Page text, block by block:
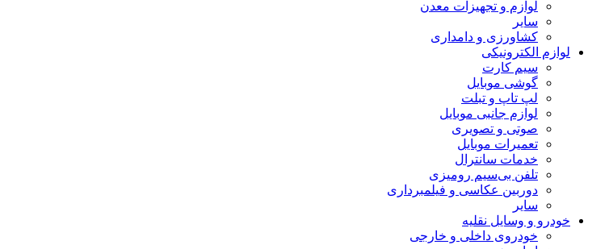
لوازم و تجهیزات معدن
سایر
کشاورزی و دامداری
لوازم الکترونیکی
سیم کارت
گوشی موبایل
لپ تاپ و تبلت
لوازم جانبی موبایل
صوتی و تصویری
تعمیرات موبایل
خدمات سانترال
تلفن بی‌سیم رومیزی
دوربین عکاسی و فیلمبرداری
سایر
خودرو و وسایل نقلیه
خودروی داخلی و خارجی